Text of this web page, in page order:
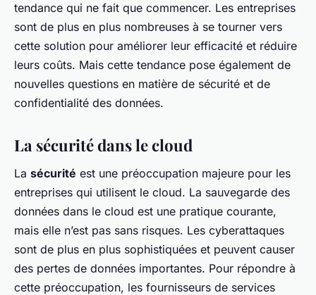
tendance qui ne fait que commencer. Les entreprises
sont de plus en plus nombreuses à se tourner vers
cette solution pour améliorer leur efficacité et réduire
leurs coûts. Mais cette tendance pose également de
nouvelles questions en matière de sécurité et de
confidentialité des données.
La sécurité dans le cloud
La sécurité est une préoccupation majeure pour les
entreprises qui utilisent le cloud. La sauvegarde des
données dans le cloud est une pratique courante,
mais elle n’est pas sans risques. Les cyberattaques
sont de plus en plus sophistiquées et peuvent causer
des pertes de données importantes. Pour répondre à
cette préoccupation, les fournisseurs de services